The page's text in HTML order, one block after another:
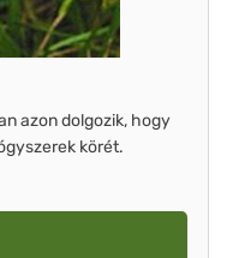
azon dolgozik, hogy
körét.